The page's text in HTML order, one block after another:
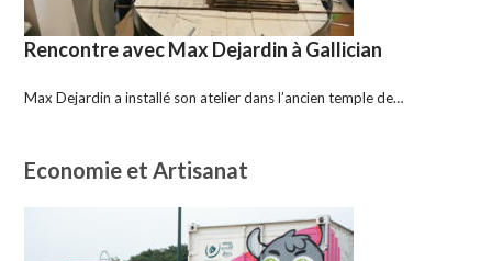
Rencontre avec Max Dejardin à Gallician
Max Dejardin a installé son atelier dans l’ancien temple de…
Economie et Artisanat